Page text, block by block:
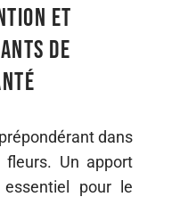
et
de
dans
Un apport
pour le